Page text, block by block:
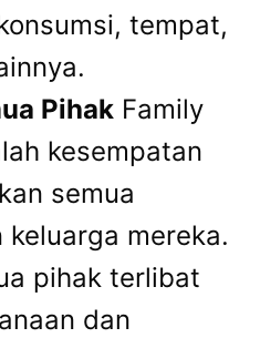
tempat,
Pihak Family
kesempatan
semua
mereka.
pihak terlibat
dan